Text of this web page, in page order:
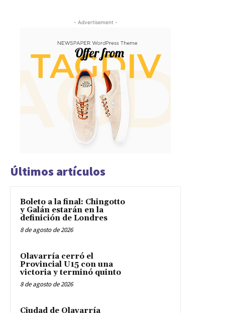
- Advertisement -
Últimos artículos
Boleto a la final: Chingotto
y Galán estarán en la
definición de Londres
8 de agosto de 2026
Olavarría cerró el
Provincial U15 con una
victoria y terminó quinto
8 de agosto de 2026
Ciudad de Olavarría